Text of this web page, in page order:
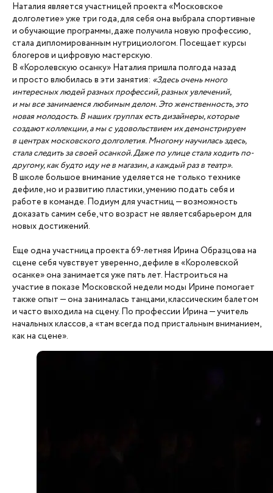
Наталия является участницей проекта «Московское
долголетие» уже три года, для себя она выбрала спортивные
и обучающие программы, даже получила новую профессию,
стала дипломированным нутрициологом. Посещает курсы
блогеров и цифровую мастерскую.
В «Королевскую осанку» Наталия пришла полгода назад
и просто влюбилась в эти занятия: «Здесь очень много
интересных людей разных профессий, разных увлечений,
и мы все занимаемся любимым делом. Это женственность, это
новая молодость. В наших группах есть дизайнеры, которые
создают коллекции, а мы с удовольствием их демонстрируем
в центрах московского долголетия. Многому научилась здесь,
стала следить за своей осанкой. Даже по улице стала ходить по-
другому, как будто иду не в магазин, а каждый раз в театр».
В школе большое внимание уделяется не только технике
дефиле, но и развитию пластики, умению подать себя и
работе в команде. Подиум для участниц — возможность
доказать самим себе, что возраст не являетсябарьером для
новых достижений.
Еще одна участница проекта 69-летняя Ирина Образцова на
сцене себя чувствует уверенно, дефиле в «Королевской
осанке» она занимается уже пять лет. Настроиться на
участие в показе Московской недели моды Ирине помогает
также опыт — она занималась танцами, классическим балетом
и часто выходила на сцену. По профессии Ирина — учитель
начальных классов, а «там всегда под пристальным вниманием,
как на сцене».